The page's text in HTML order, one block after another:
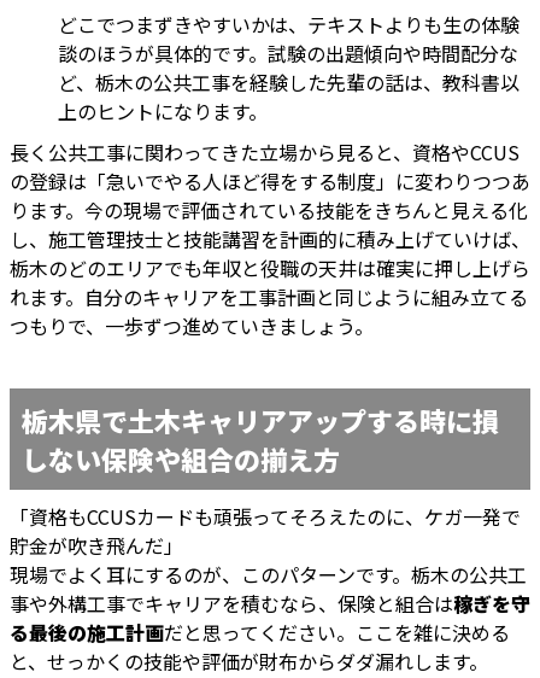
どこでつまずきやすいかは、テキストよりも生の体験
談のほうが具体的です。試験の出題傾向や時間配分な
ど、栃木の公共工事を経験した先輩の話は、教科書以
上のヒントになります。
長く公共工事に関わってきた立場から見ると、資格やCCUS
の登録は「急いでやる人ほど得をする制度」に変わりつつあ
ります。今の現場で評価されている技能をきちんと見える化
し、施工管理技士と技能講習を計画的に積み上げていけば、
栃木のどのエリアでも年収と役職の天井は確実に押し上げら
れます。自分のキャリアを工事計画と同じように組み立てる
つもりで、一歩ずつ進めていきましょう。
栃木県で土木キャリアアップする時に損
しない保険や組合の揃え方
「資格もCCUSカードも頑張ってそろえたのに、ケガ一発で
貯金が吹き飛んだ」
現場でよく耳にするのが、このパターンです。栃木の公共工
事や外構工事でキャリアを積むなら、保険と組合は稼ぎを守
る最後の施工計画だと思ってください。ここを雑に決める
と、せっかくの技能や評価が財布からダダ漏れします。